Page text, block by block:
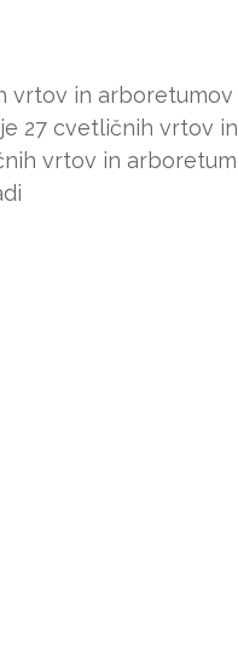
vrtov in arboretumov
27 cvetličnih vrtov
vrtov in